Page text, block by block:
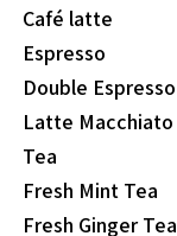
Café latte
Espresso
Double Espresso
Latte Macchiato
Tea
Fresh Mint Tea
Fresh Ginger Tea